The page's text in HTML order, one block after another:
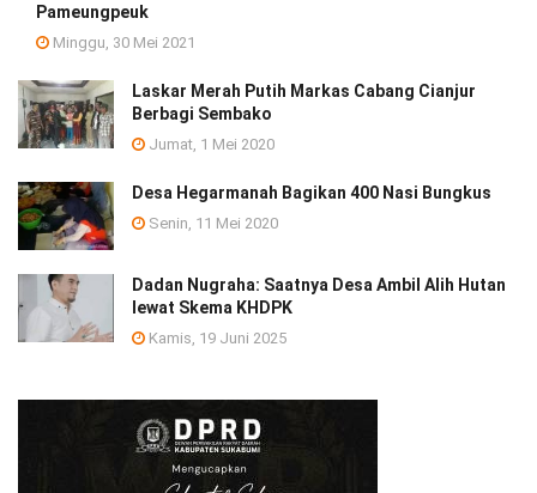
Pameungpeuk
Minggu, 30 Mei 2021
Laskar Merah Putih Markas Cabang Cianjur
Berbagi Sembako
Jumat, 1 Mei 2020
Desa Hegarmanah Bagikan 400 Nasi Bungkus
Senin, 11 Mei 2020
Dadan Nugraha: Saatnya Desa Ambil Alih Hutan
lewat Skema KHDPK
Kamis, 19 Juni 2025